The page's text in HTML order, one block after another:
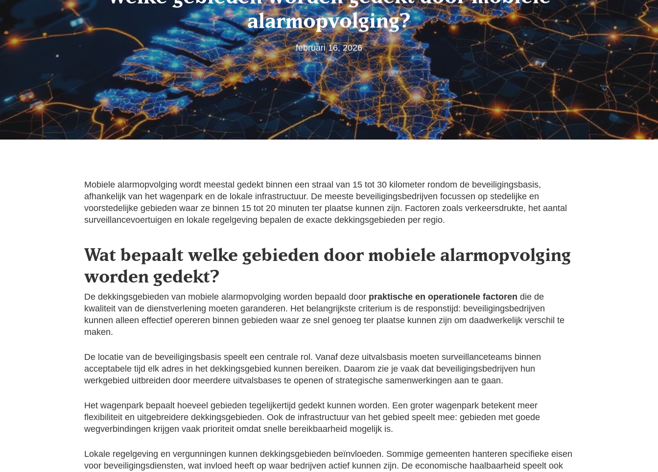
alarmopvolging?
februari 16, 2026
Mobiele alarmopvolging wordt meestal gedekt binnen een straal van 15 tot 30 kilometer rondom de beveiligingsbasis,
afhankelijk van het wagenpark en de lokale infrastructuur. De meeste beveiligingsbedrijven focussen op stedelijke en
voorstedelijke gebieden waar ze binnen 15 tot 20 minuten ter plaatse kunnen zijn. Factoren zoals verkeersdrukte, het aantal
surveillancevoertuigen en lokale regelgeving bepalen de exacte dekkingsgebieden per regio.
Wat bepaalt welke gebieden door mobiele alarmopvolging
worden gedekt?
De dekkingsgebieden van mobiele alarmopvolging worden bepaald door praktische en operationele factoren die de
kwaliteit van de dienstverlening moeten garanderen. Het belangrijkste criterium is de responstijd: beveiligingsbedrijven
kunnen alleen effectief opereren binnen gebieden waar ze snel genoeg ter plaatse kunnen zijn om daadwerkelijk verschil te
maken.
De locatie van de beveiligingsbasis speelt een centrale rol. Vanaf deze uitvalsbasis moeten surveillanceteams binnen
acceptabele tijd elk adres in het dekkingsgebied kunnen bereiken. Daarom zie je vaak dat beveiligingsbedrijven hun
werkgebied uitbreiden door meerdere uitvalsbases te openen of strategische samenwerkingen aan te gaan.
Het wagenpark bepaalt hoeveel gebieden tegelijkertijd gedekt kunnen worden. Een groter wagenpark betekent meer
flexibiliteit en uitgebreidere dekkingsgebieden. Ook de infrastructuur van het gebied speelt mee: gebieden met goede
wegverbindingen krijgen vaak prioriteit omdat snelle bereikbaarheid mogelijk is.
Lokale regelgeving en vergunningen kunnen dekkingsgebieden beïnvloeden. Sommige gemeenten hanteren specifieke eisen
voor beveiligingsdiensten, wat invloed heeft op waar bedrijven actief kunnen zijn. De economische haalbaarheid speelt ook